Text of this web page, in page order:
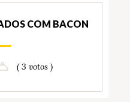
COM BACON
( 3 votos )